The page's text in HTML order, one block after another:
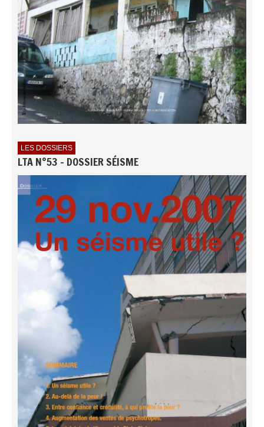
LES DOSSIERS
LTA N°53 - DOSSIER SÉISME